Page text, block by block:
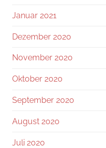
Januar 2021
Dezember 2020
November 2020
Oktober 2020
September 2020
August 2020
Juli 2020